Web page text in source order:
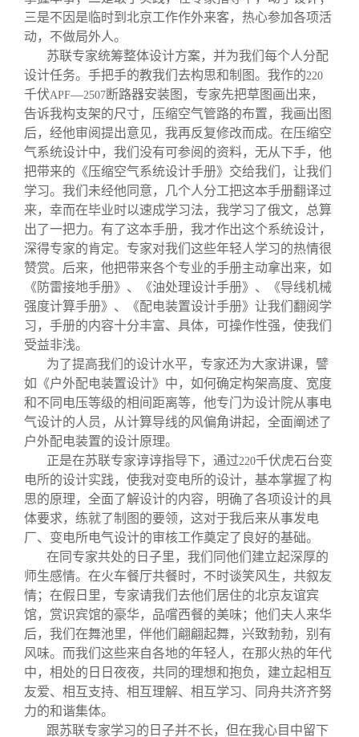
三是不因是临时到北京工作作外来客，热心参加各项活
动，不做局外人。
苏联专家统筹整体设计方案，并为我们每个人分配
设计任务。手把手的教我们去构思和制图。我作的220
千伏APF—2507断路器安装图，专家先把草图画出来，
告诉我构支架的尺寸，压缩空气管路的布置，我画出图
后，经他审阅提出意见，我再反复修改而成。在压缩空
气系统设计中，我们没有可参阅的资料，无从下手，他
把带来的《压缩空气系统设计手册》交给我们，让我们
学习。我们未经他同意，几个人分工把这本手册翻译过
来，幸而在毕业时以速成学习法，我学习了俄文，总算
出了一把力。有了这本手册，我才作出这个系统设计，
深得专家的肯定。专家对我们这些年轻人学习的热情很
赞赏。后来，他把带来各个专业的手册主动拿出来，如
《防雷接地手册》、《油处理设计手册》、《导线机械
强度计算手册》、《配电装置设计手册》让我们翻阅学
习，手册的内容十分丰富、具体，可操作性强，使我们
受益非浅。
为了提高我们的设计水平，专家还为大家讲课，譬
如《户外配电装置设计》中，如何确定构架高度、宽度
和不同电压等级的相间距离等，他专门为设计院从事电
气设计的人员，从计算导线的风偏角讲起，全面阐述了
户外配电装置的设计原理。
正是在苏联专家谆谆指导下，通过220千伏虎石台变
电所的设计实践，使我对变电所的设计，基本掌握了构
思的原理，全面了解设计的内容，明确了各项设计的具
体要求，练就了制图的要领，这对于我后来从事发电
厂、变电所电气设计的审核工作奠定了良好的基础。
在同专家共处的日子里，我们同他们建立起深厚的
师生感情。在火车餐厅共餐时，不时谈笑风生，共叙友
情；在假日里，专家请我们去他们居住的北京友谊宾
馆，赏识宾馆的豪华，品嚐西餐的美味；他们夫人来华
后，我们在舞池里，伴他们翩翩起舞，兴致勃勃，别有
风味。而我们这些来自各地的年轻人，在那火热的年代
中，相处的日日夜夜，共同的理想和抱负，建立起相互
友爱、相互支持、相互理解、相互学习、同舟共济齐努
力的和谐集体。
跟苏联专家学习的日子并不长，但在我心目中留下